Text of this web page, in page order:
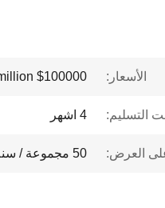
الأسعار: $100000 to $1 million
التسليم: 4 اشهر
العرض: 50 مجموعة / سنة